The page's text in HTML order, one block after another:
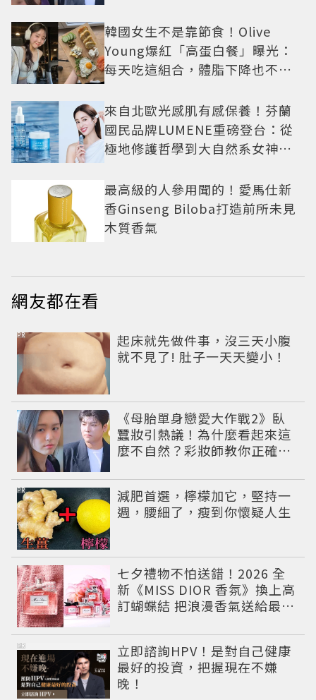
韓國女生不是靠節食！Olive
Young爆紅「高蛋白餐」曝光：
每天吃這組合，體脂下降也不怕
來自北歐光感肌有感保養！芬蘭
國民品牌LUMENE重磅登台：從
極地修護哲學到大自然系女神莫
最高級的人參用聞的！愛馬仕新
香Ginseng Biloba打造前所未見
木質香氣
網友都在看
起床就先做件事，沒三天小腹
就不見了! 肚子一天天變小！
PR
《母胎單身戀愛大作戰2》臥
蠶妝引熱議！為什麼看起來這
麼不自然？彩妝師教你正確畫
減肥首選，檸檬加它，堅持一
週，腰細了，瘦到你懷疑人生
PR
七夕禮物不怕送錯！2026 全
新《MISS DIOR 香氛》換上高
訂蝴蝶結 把浪漫香氣送給最重
立即諮詢HPV！是對自己健康
最好的投資，把握現在不嫌
晚！
PR